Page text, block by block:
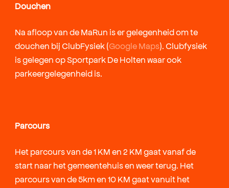
Douchen
Na afloop van de MaRun is er gelegenheid om te
douchen bij ClubFysiek (Google Maps). Clubfysiek
is gelegen op Sportpark De Holten waar ook
parkeergelegenheid is.
Parcours
Het parcours van de 1 KM en 2 KM gaat vanaf de
start naar het gemeentehuis en weer terug. Het
parcours van de 5km en 10 KM gaat vanuit het